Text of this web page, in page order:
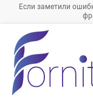
Если заметили